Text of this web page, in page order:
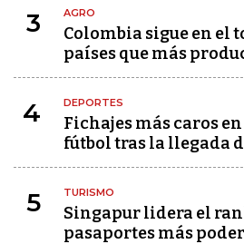
3 AGRO
Colombia sigue en el
países que más
4 DEPORTES
Fichajes más caros
fútbol tras la llegada
5 TURISMO
Singapur lidera el
pasaportes más